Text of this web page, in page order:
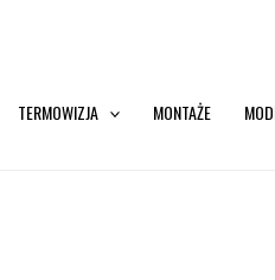
TERMOWIZJA MONTAŻE